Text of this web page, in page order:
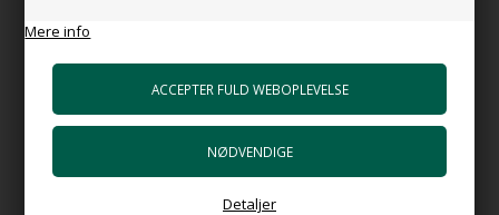
Mere info
Detaljer
MADE IN ITALY
Herunder en lille video der viser hvordan PURE RIM fungerer.